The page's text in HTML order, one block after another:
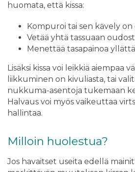
huomata, että kissa:
Kompuroi tai sen kävely
Vetää yhtä tassuaan
Menettää tasapainoa
Lisäksi kissa voi leikkiä aiempaa
liikkuminen on kivuliasta, tai
nukkuma-asentoja tukemaan
Halvaus voi myös vaikeuttaa
hallintaa.
Milloin huolestua?
Jos havaitset useita edellä